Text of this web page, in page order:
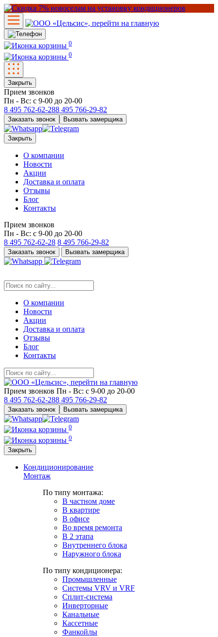
0
0
Закрыть
Прием звонков
Пн - Вс: с 9-00 до 20-00
8 495 762-62-288 495 766-29-82
Заказать звонок Вызвать замерщика
Закрыть
О компании
Новости
Акции
Доставка и оплата
Отзывы
Блог
Контакты
Прием звонков
Пн - Вс: с 9-00 до 20-00
8 495 762-62-28 8 495 766-29-82
Заказать звонок Вызвать замерщика
О компании
Новости
Акции
Доставка и оплата
Отзывы
Блог
Контакты
Прием звонков Пн - Вс: с 9-00 до 20-00
8 495 762-62-288 495 766-29-82
Заказать звонок Вызвать замерщика
0
0
Закрыть
Кондиционирование
Монтаж
По типу монтажа:
В частном доме
В квартире
В офисе
Во время ремонта
В 2 этапа
Внутреннего блока
Наружного блока
По типу кондиционера:
Промышленные
Системы VRV и VRF
Сплит-система
Инверторные
Канальные
Кассетные
Фанкойлы